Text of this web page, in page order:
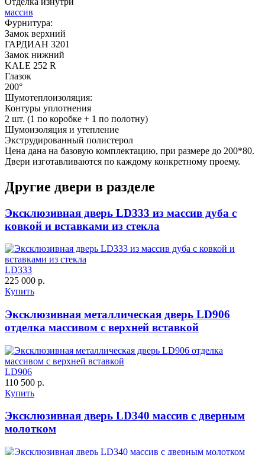
массив
Фурнитура:
Замок верхний
ГАРДИАН 3201
Замок нижний
KALE 252 R
Глазок
200°
Шумотеплоизоляция:
Контуры уплотнения
2 шт. (1 по коробке + 1 по полотну)
Шумоизоляция и утепление
Экструдированный полистерол
Цена дана на базовую комплектацию, при размере до 200*80.
Двери изготавливаются по каждому конкретному проему.
Другие двери в разделе
Эксклюзивная дверь LD333 из массив дуба с
ковкой и вставками из стекла
LD333
225 000 р.
Купить
Эксклюзивная металлическая дверь LD906
отделка массивом с верхней вставкой
LD906
110 500 р.
Купить
Эксклюзивная дверь LD340 массив с дверным
молотком